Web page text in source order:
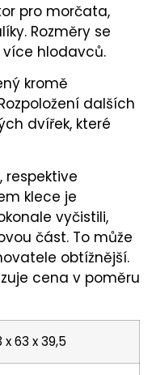
pro morčata,
Rozměry se
hlodavců.
kromě
dalších
dvířek, které
respektive
klece je
vyčistili,
část. To může
obtížnější.
cena v poměru
x 63 x 39,5